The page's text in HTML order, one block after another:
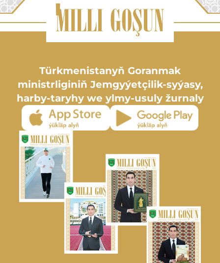
Türkmenistanyň Goranmak
ministrliginiň Jemgyýetçilik-syýasy,
harby-taryhy we ylmy-usuly žurnaly